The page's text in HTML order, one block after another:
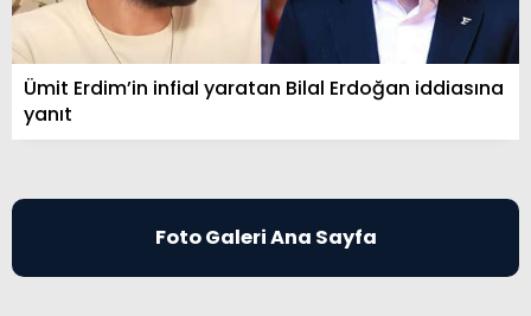
Ümit Erdim’in infial yaratan Bilal Erdoğan iddiasına
yanıt
Foto Galeri Ana Sayfa